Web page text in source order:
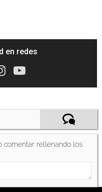
en redes
comentar rellenando los